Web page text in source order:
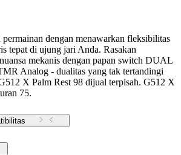
dengan menawarkan fleksibilitas
tepat di ujung jari Anda. Rasakan
mekanis dengan papan switch DUAL
Analog - dualitas yang tak tertandingi
X Palm Rest 98 dijual terpisah. G512 X
75.